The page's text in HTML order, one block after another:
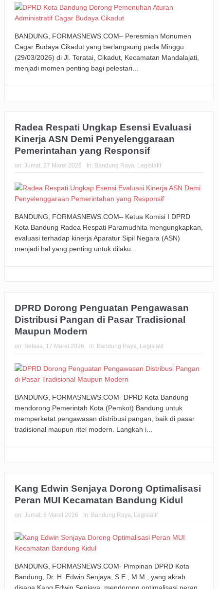
BANDUNG, FORMASNEWS.COM– Peresmian Monumen
Cagar Budaya Cikadut yang berlangsung pada Minggu
(29/03/2026) di Jl. Teratai, Cikadut, Kecamatan Mandalajati,
menjadi momen penting bagi pelestari...
Radea Respati Ungkap Esensi Evaluasi
Kinerja ASN Demi Penyelenggaraan
Pemerintahan yang Responsif
on: Jumat, 27 Maret 2026 In: Bandung Raya, Legislatif
BANDUNG, FORMASNEWS.COM– Ketua Komisi I DPRD
Kota Bandung Radea Respati Paramudhita mengungkapkan,
evaluasi terhadap kinerja Aparatur Sipil Negara (ASN)
menjadi hal yang penting untuk dilaku...
DPRD Dorong Penguatan Pengawasan
Distribusi Pangan di Pasar Tradisional
Maupun Modern
on: Selasa, 17 Maret 2026 In: Bandung Raya, Legislatif
BANDUNG, FORMASNEWS.COM- DPRD Kota Bandung
mendorong Pemerintah Kota (Pemkot) Bandung untuk
memperketat pengawasan distribusi pangan, baik di pasar
tradisional maupun ritel modern. Langkah i...
Kang Edwin Senjaya Dorong Optimalisasi
Peran MUI Kecamatan Bandung Kidul
on: Jumat, 6 Maret 2026 In: Bandung Raya, Legislatif
BANDUNG, FORMASNEWS.COM- Pimpinan DPRD Kota
Bandung, Dr. H. Edwin Senjaya, S.E., M.M., yang akrab